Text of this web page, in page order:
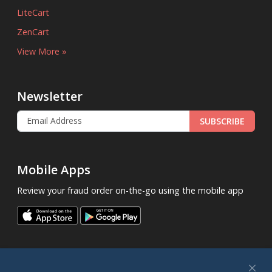
LiteCart
ZenCart
View More »
Newsletter
SUBSCRIBE
Mobile Apps
Review your fraud order on-the-go using the mobile app